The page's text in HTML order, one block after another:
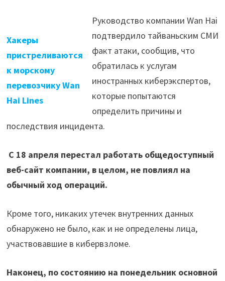
Хакеры
пристреливаются
к морскому
перевозчику Wan
Hai Lines
Руководство компании Wan Hai
подтвердило тайваньским СМИ
факт атаки, сообщив, что
обратилась к услугам
иностранных киберэкспертов,
которые попытаются
определить причины и
последствия инцидента.
С 18 апреля перестал работать общедоступный
веб-сайт компании, в целом, не повлиял на
обычный ход операций.
Кроме того, никаких утечек внутренних данных
обнаружено не было, как и не определены лица,
участвовавшие в кибервзломе.
Наконец, по состоянию на понедельник основной